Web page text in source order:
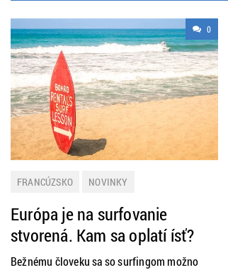
0
FRANCÚZSKO
NOVINKY
PRAKTICKÉ INFORMÁCIE
ŠPANIELSKO
ŠPORT
Európa je na surfovanie
stvorená. Kam sa oplatí ísť?
Bežnému človeku sa so surfingom možno